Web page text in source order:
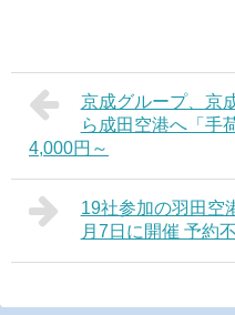
京成グループ、京
ら成田空港へ「手
4,000円～
19社参加の羽田空
月7日に開催 予約